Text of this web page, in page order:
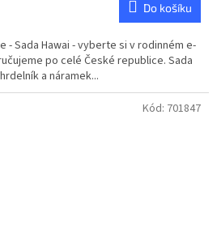
Do košíku
- Sada Hawai - vyberte si v rodinném e-
po celé České republice. Sada
a náramek...
Kód: 701847